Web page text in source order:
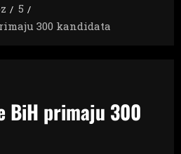
5
300 kandidata
BiH primaju 300